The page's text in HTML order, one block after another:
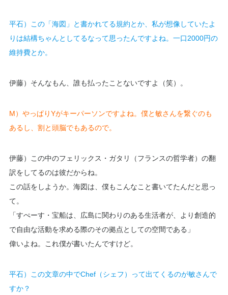
平石）この「海図」と書かれてる規約とか、私が想像していたよ
りは結構ちゃんとしてるなって思ったんですよね。一口2000円の
維持費とか。
伊藤）そんなもん、誰も払ったことないですよ（笑）。
M）やっぱりYがキーパーソンですよね。僕と敏さんを繋ぐのも
あるし、割と頭脳でもあるので。
伊藤）この中のフェリックス・ガタリ（フランスの哲学者）の翻
訳をしてるのは彼だからね。
この話をしようか。海図は、僕もこんなこと書いてたんだと思っ
て。
「すぺーす・宝船は、広島に関わりのある生活者が、より創造的
で自由な活動を求める際のその拠点としての空間である」
偉いよね。これ僕が書いたんですけど。
平石）この文章の中でChef（シェフ）って出てくるのが敏さんで
すか？